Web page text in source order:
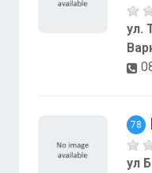
ул.
78
ул